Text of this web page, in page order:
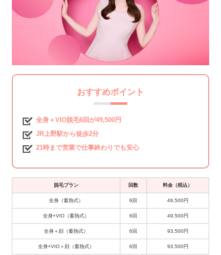
おすすめポイント
全身＋VIO脱毛6回が49,500円
JR上野駅から徒歩2分
21時まで営業で仕事終わりでも安心
脱毛プラン 回数 料金（税込）
全身（蓄熱式） 6回 49,500円
全身+VIO（蓄熱式） 6回 49,500円
全身＋顔（蓄熱式） 6回 93,500円
全身+VIO＋顔（蓄熱式） 6回 93,500円